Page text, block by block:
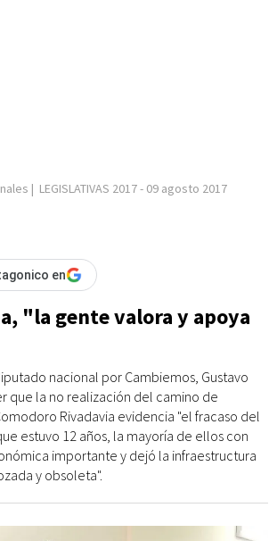
| LEGISLATIVAS 2017- 09 agosto 2017
en
"la gente valora y apoya
nacional por Cambiemos, Gustavo
que la no realización del camino de
Rivadavia evidencia "el fracaso del
estuvo 12 años, la mayoría de ellos con
importante y dejó la infraestructura
y obsoleta".